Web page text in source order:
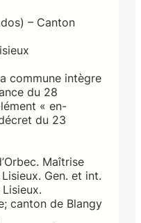
– Canton
commune intègre
du 28
« en-
du 23
Maîtrise
Gen. et int.
canton de Blangy